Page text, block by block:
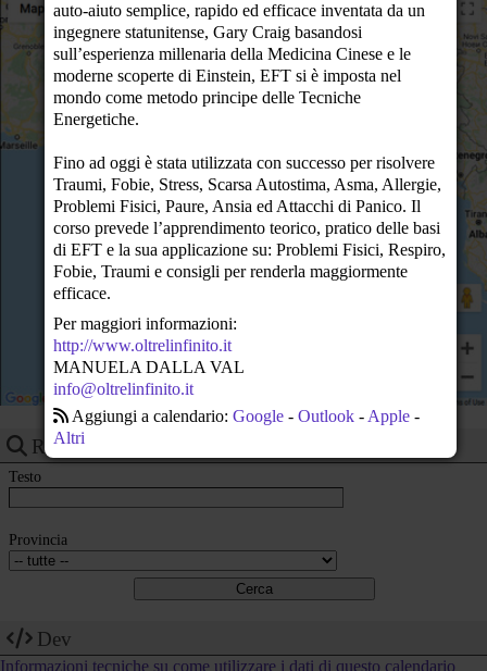
18
19
20
22
23
concerto spettacolo di flamenco
- Roma (RM)
Sala E.Musa in via Cavallotti 7 a
Como. - Como (CO)
Ricerca eventi
Testo
Provincia
Dev
Informazioni tecniche su come utilizzare i dati di questo calendario
auto-aiuto semplice, rapido ed efficace inventata da un
ingegnere statunitense, Gary Craig basandosi
sull’esperienza millenaria della Medicina Cinese e le
moderne scoperte di Einstein, EFT si è imposta nel
mondo come metodo principe delle Tecniche
Energetiche.
Fino ad oggi è stata utilizzata con successo per risolvere
Traumi, Fobie, Stress, Scarsa Autostima, Asma, Allergie,
Problemi Fisici, Paure, Ansia ed Attacchi di Panico. Il
corso prevede l’apprendimento teorico, pratico delle basi
di EFT e la sua applicazione su: Problemi Fisici, Respiro,
Fobie, Traumi e consigli per renderla maggiormente
efficace.
Per maggiori informazioni:
http://www.oltrelinfinito.it
MANUELA DALLA VAL
info@oltrelinfinito.it
Aggiungi a calendario: Google- Outlook- Apple-
Altri